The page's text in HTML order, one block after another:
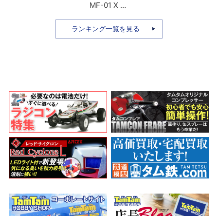
MF-01 X ア
ラシャフト
Lホイール
ランキング一覧を見る